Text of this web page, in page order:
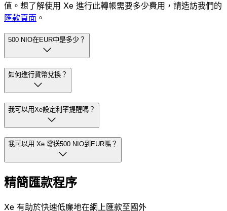
值。想了解使用 Xe 進行此轉帳需要多少費用，請造訪我們的
匯款頁面 。
500 NIO在EUR中是多少？
如何進行貨幣兌換？
我可以用Xe設定利率提醒嗎？
我可以用 Xe 發送500 NIO到EUR嗎？
精簡匯款程序
Xe 有助於快速低廉地在網上匯款至國外